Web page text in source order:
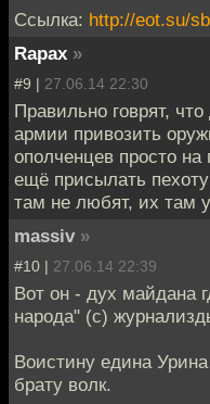
Ссылка: http://eot.su/
Rapax »
#9 | 27.06.14 22:30
Правильно говрят,
армии привозить
ополченцев просто на
ещё присылать
там не любят, их там
massiv »
#10 | 27.06.14 22:39
Вот он - дух майдана
народа" (с)
Воистину едина
брату волк.